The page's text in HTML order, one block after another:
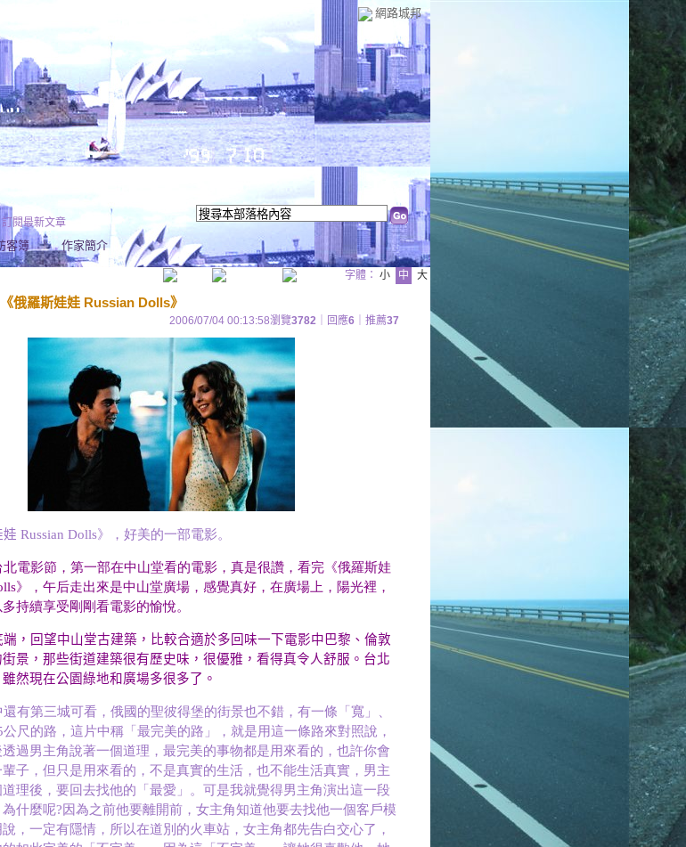
網路城邦
客簿 作家簡介
訂閱最新文章
字體： 小 中 大
俄羅斯娃娃 Russian Dolls》
2006/07/04 00:13:58瀏覽3782 ｜回應6 ｜推薦37
Russian Dolls》，好美的一部電影。
電影節，第一部在中山堂看的電影，真是很讚，看完《俄羅斯娃
》，午后走出來是中山堂廣場，感覺真好，在廣場上，陽光裡，
持續享受剛剛看電影的愉悅。
，回望中山堂古建築，比較合適於多回味一下電影中巴黎、倫敦
景，那些街道建築很有歷史味，很優雅，看得真令人舒服。台北
然現在公園綠地和廣場多很多了。
有第三城可看，俄國的聖彼得堡的街景也不錯，有一條「寬」、
公尺的路，這片中稱「最完美的路」，就是用這一條路來對照說，
過男主角說著一個道理，最完美的事物都是用來看的，也許你會
子，但只是用來看的，不是真實的生活，也不能生活真實，男主
理後，要回去找他的「最愛」。可是我就覺得男主角演出這一段
什麼呢?因為之前他要離開前，女主角知道他要去找他一個客戶模
，一定有隱情，所以在道別的火車站，女主角都先告白交心了，